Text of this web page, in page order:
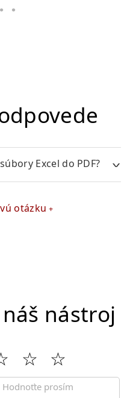
Excel do PDF?
otázku
nástroj